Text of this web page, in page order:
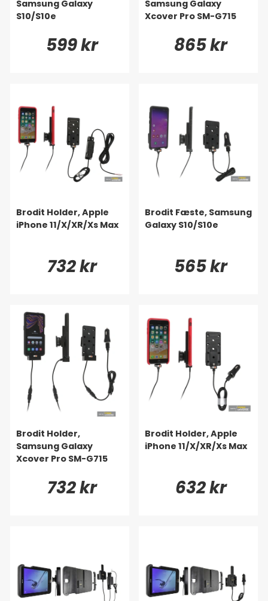
Samsung Galaxy
S10/S10e
599 kr
Samsung Galaxy
Xcover Pro SM-G715
865 kr
Brodit Holder, Apple
iPhone 11/X/XR/Xs Max
732 kr
Brodit Fæste, Samsung
Galaxy S10/S10e
565 kr
Brodit Holder,
Samsung Galaxy
Xcover Pro SM-G715
732 kr
Brodit Holder, Apple
iPhone 11/X/XR/Xs Max
632 kr